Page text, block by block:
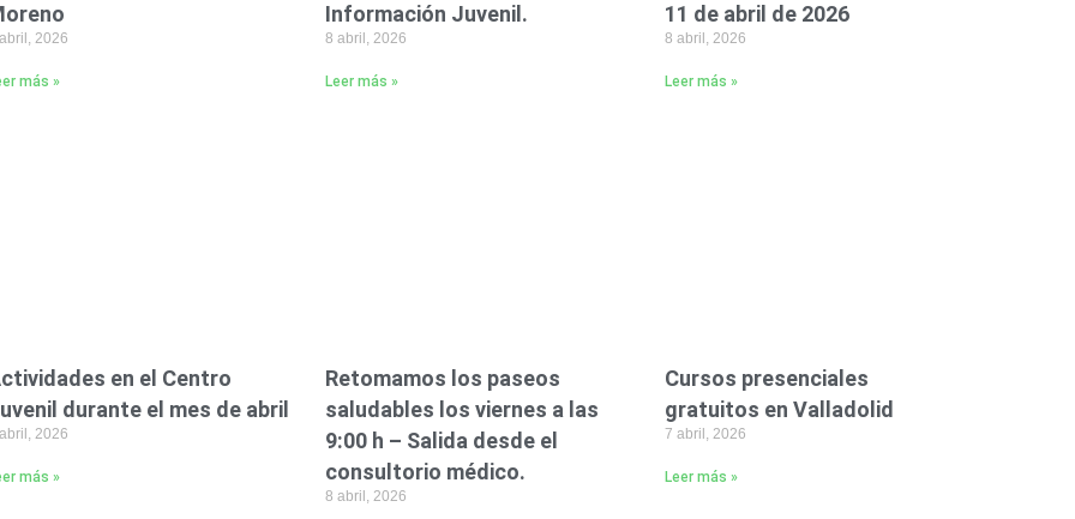
2026
más »
Información Juvenil.
8 abril, 2026
Leer más »
11 de abril de 2026
8 abril, 2026
Leer más »
en el Centro
durante el mes de abril
2026
más »
Retomamos los paseos
saludables los viernes a las
9:00 h – Salida desde el
consultorio médico.
8 abril, 2026
Cursos presenciales
gratuitos en Valladolid
7 abril, 2026
Leer más »